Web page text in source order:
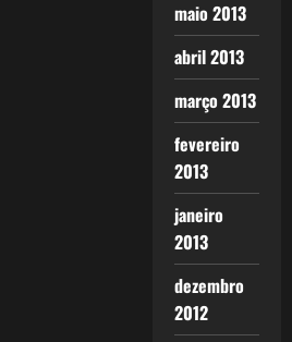
maio 2013
abril 2013
março 2013
fevereiro
2013
janeiro
2013
dezembro
2012